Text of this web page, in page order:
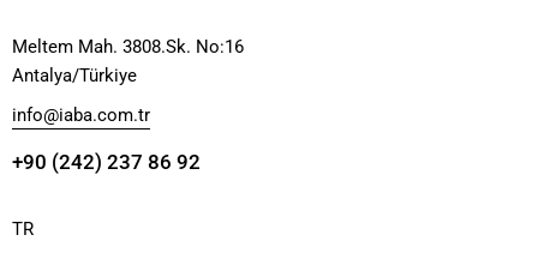
Meltem Mah. 3808.Sk. No:16
Antalya/Türkiye
info@iaba.com.tr
+90 (242) 237 86 92
TR